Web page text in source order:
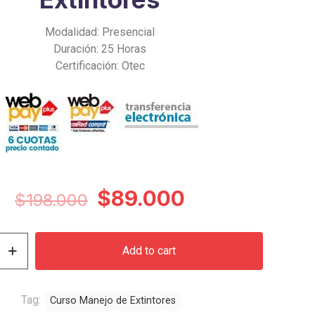
Modalidad: Presencial
Duración: 25 Horas
Certificación: Otec
$198.000 Original
was:
$198.000.
$89.000
is:
Add to cart
Tag: Curso Manejo de Extintores